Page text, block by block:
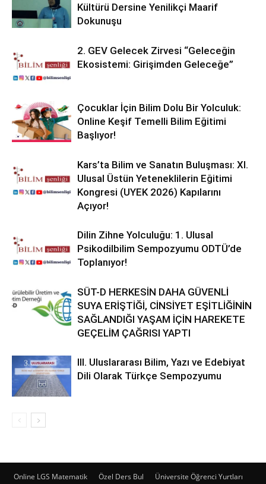
Kültürü Dersine Yenilikçi Maarif
Dokunuşu
2. GEV Gelecek Zirvesi “Geleceğin
Ekosistemi: Girişimden Geleceğe”
Çocuklar İçin Bilim Dolu Bir Yolculuk:
Online Keşif Temelli Bilim Eğitimi
Başlıyor!
Kars’ta Bilim ve Sanatın Buluşması: XI.
Ulusal Üstün Yeteneklilerin Eğitimi
Kongresi (UYEK 2026) Kapılarını
Açıyor!
Dilin Zihne Yolculuğu: 1. Ulusal
Psikodilbilim Sempozyumu ODTÜ’de
Toplanıyor!
SÜT-D HERKESİN DAHA GÜVENLİ
SUYA ERİŞTİĞİ, CİNSİYET EŞİTLİĞİNİN
SAĞLANDIĞI YAŞAM İÇİN HAREKETE
GEÇELİM ÇAĞRISI YAPTI
III. Uluslararası Bilim, Yazı ve Edebiyat
Dili Olarak Türkçe Sempozyumu
Online LGS Matematik Özel Ders Bul Üniversite Öğrenci Yurtları